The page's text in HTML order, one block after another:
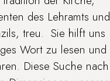
des Lehramts und
treu. Sie hilft uns
Wort zu lesen und
Diese Suche nach